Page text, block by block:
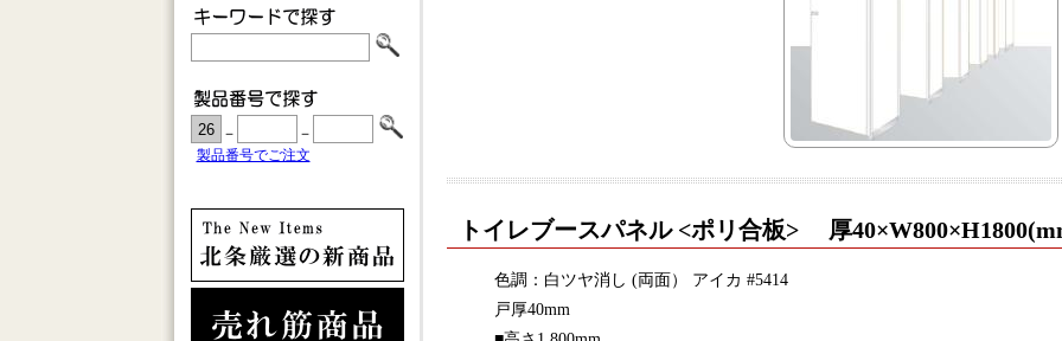
トイレブースパネル <ポリ合板> 厚
色調：白ツヤ消し (両面） アイカ #5414
戸厚40mm
－ －
製品番号でご注文